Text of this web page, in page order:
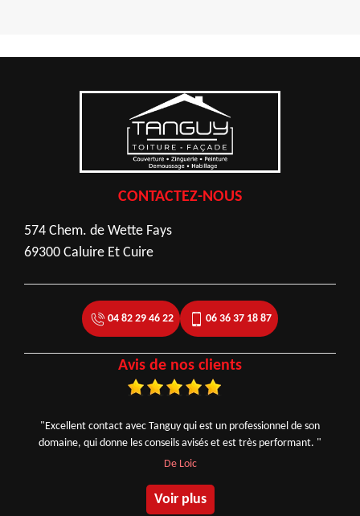
CONTACTEZ-NOUS
574 Chem. de Wette Fays
69300 Caluire Et Cuire
04 82 29 46 22 06 36 37 18 87
Avis de nos clients
"Excellent contact avec Tanguy qui est un professionnel de son
domaine, qui donne les conseils avisés et est très performant. "
De Loic
Voir plus